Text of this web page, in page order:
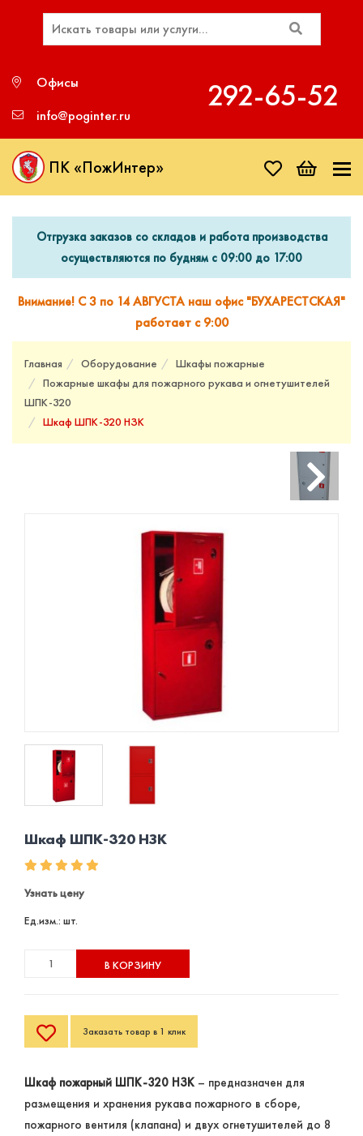
Офисы
info@poginter.ru
292‑65‑52
ПК «ПожИнтер»
Отгрузка заказов со складов и работа производства
осуществляются по будням с 09:00 до 17:00
Внимание! С 3 по 14 АВГУСТА наш офис "БУХАРЕСТСКАЯ"
работает с 9:00
Главная Оборудование
Шкафы пожарные
Пожарные шкафы для пожарного рукава и огнетушителей
ШПК-320
Шкаф ШПК-320 НЗК
Шкаф ШПК-320 НЗК
Узнать цену
Ед.изм.: шт.
В КОРЗИНУ
Заказать товар в 1 клик
Шкаф пожарный ШПК-320 НЗК – предназначен для
размещения и хранения рукава пожарного в сборе,
пожарного вентиля (клапана) и двух огнетушителей до 8